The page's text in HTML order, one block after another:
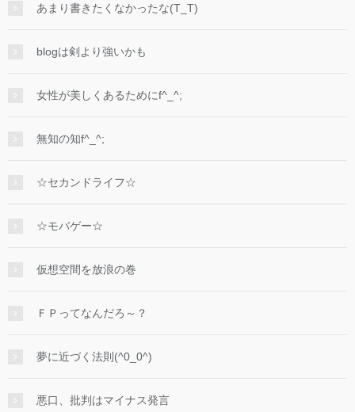
あまり書きたくなかったな(T_T)
blogは剣より強いかも
女性が美しくあるためにf^_^;
無知の知f^_^;
☆セカンドライフ☆
☆モバゲー☆
仮想空間を放浪の巻
ＦＰってなんだろ～？
夢に近づく法則(^0_0^)
悪口、批判はマイナス発言